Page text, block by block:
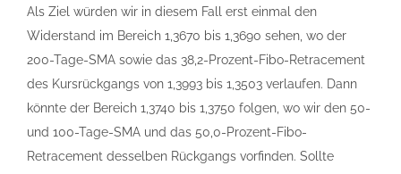
Als Ziel würden wir in diesem Fall erst einmal den
Widerstand im Bereich 1,3670 bis 1,3690 sehen, wo der
200-Tage-SMA sowie das 38,2-Prozent-Fibo-Retracement
des Kursrückgangs von 1,3993 bis 1,3503 verlaufen. Dann
könnte der Bereich 1,3740 bis 1,3750 folgen, wo wir den 50-
und 100-Tage-SMA und das 50,0-Prozent-Fibo-
Retracement desselben Rückgangs vorfinden. Sollte